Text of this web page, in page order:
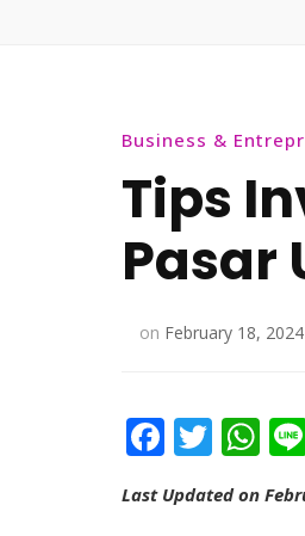
Business &
Tips
Pasar
on February 18, 2024
Last Updated on